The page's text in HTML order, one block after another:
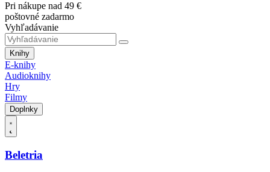
Pri nákupe nad 49 €
poštovné zadarmo
Vyhľadávanie
Knihy
E-knihy
Audioknihy
Hry
Filmy
Doplnky
Beletria